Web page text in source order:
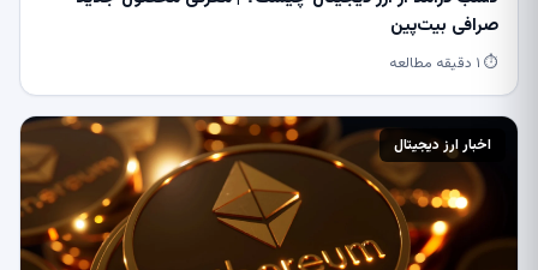
صرافی بیت‌پین
⏱ ۱ دقیقه مطالعه
اخبار ارز دیجیتال